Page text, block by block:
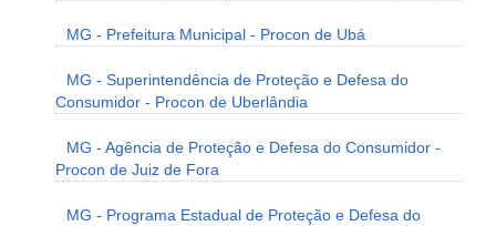
MG - Prefeitura Municipal - Procon de Ubá
MG - Superintendência de Proteção e Defesa do
Consumidor - Procon de Uberlândia
MG - Agência de Proteção e Defesa do Consumidor -
Procon de Juiz de Fora
MG - Programa Estadual de Proteção e Defesa do